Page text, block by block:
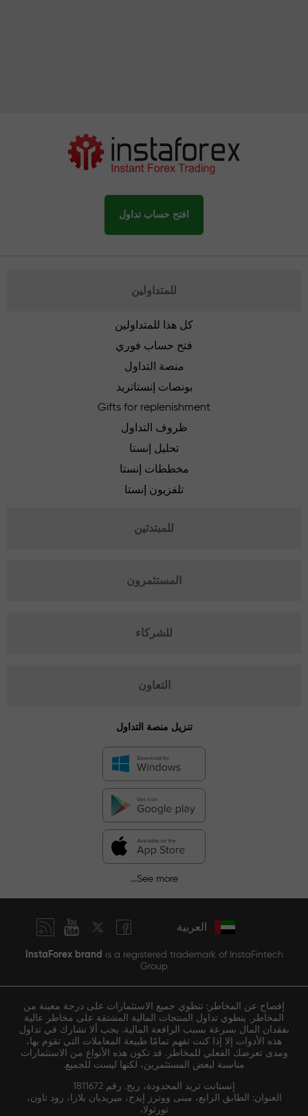
افتح حساب تداول
للمتداولين
كل هذا للمتداولين
فتح حساب فوري
منصة التداول
بونصات إنستاتريد
Gifts for replenishment
ظروف التداول
تحليل إنستا
مخططات إنستا
تلفزيون إنستا
للمبتدئين
المستثمرون
للشركاء
التعاون
تنزيل منصة التداول
See more...
العربية
InstaForex brand is a registered trademark of InstaFintech
Group
إفصاح عن المخاطر: تنطوي جميع الاستثمارات على درجة معينة من
المخاطر. ينطوي تداول المنتجات المالية المشتقة على مخاطر عالية
بفقدان المال بسرعة بسبب الرافعة المالية. يجب ألا تشارك في تداول
هذه الأدوات إلا إذا كنت تفهم تمامًا طبيعة المعاملات التي تقوم بها،
ومدى تعرضك الفعلي للمخاطر. قد تكون هذه الأنواع من الاستثمارات
مناسبة لبعض المستثمرين، لكنها ليست للجميع.
إنستانت تريد المحدودة، ريج. رقم 1811672
العنوان: الطابق الرابع، مبنى ووترز إيدج، ميريديان بلازا، رود تاون،
تورتولا،